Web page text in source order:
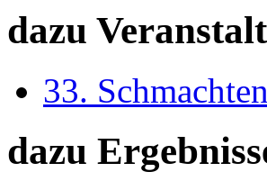
dazu
33.
dazu